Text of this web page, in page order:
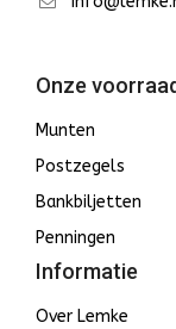
Onze voorraad
Munten
Postzegels
Bankbiljetten
Penningen
Informatie
Over Lemke